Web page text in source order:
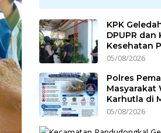
KPK
DPUPR dan
Kesehatan
05/08/2026
Polres
Masyarakat
Karhutla di
05/08/2026